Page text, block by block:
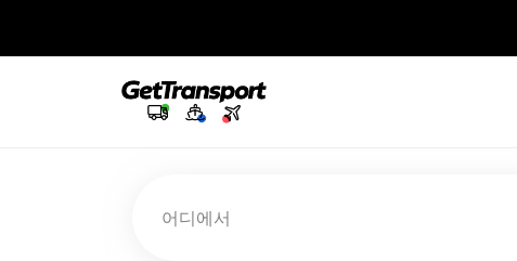
어디에서